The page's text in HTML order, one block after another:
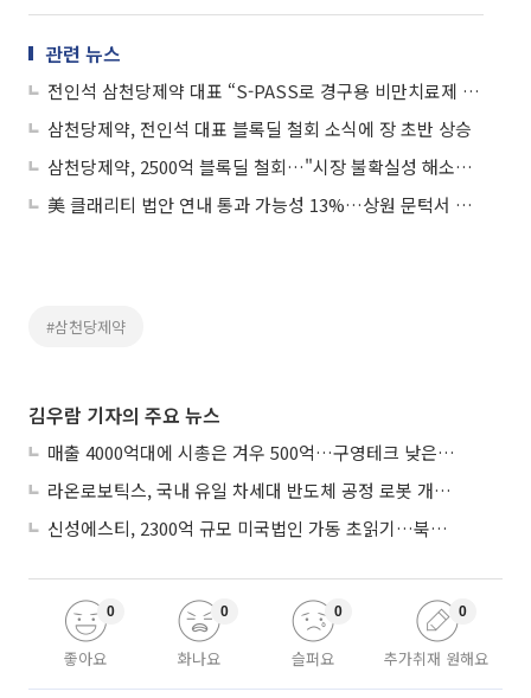
관련 뉴스
전인석 삼천당제약 대표 “S-PASS로 경구용 비만치료제 특허 회피…특허법인 침해 무관 의견서 공개”
삼천당제약, 전인석 대표 블록딜 철회 소식에 장 초반 상승
삼천당제약, 2500억 블록딜 철회…"시장 불확실성 해소ㆍ주주가치 보호"
美 클래리티 법안 연내 통과 가능성 13%…상원 문턱서 제동
#삼천당제약
김우람 기자의 주요 뉴스
매출 4000억대에 시총은 겨우 500억…구영테크 낮은 몸값에 저가 승계 마무리
라온로보틱스, 국내 유일 차세대 반도체 공정 로봇 개발 ‘고객사 테스트 진행’
신성에스티, 2300억 규모 미국법인 가동 초읽기…북미 ESS 공략 본격화
좋아요
0
화나요
0
슬퍼요
0
추가취재 원해요
0